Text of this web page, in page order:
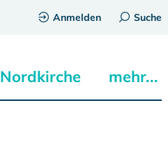
Anmelden Suche
Nordkirche mehr...